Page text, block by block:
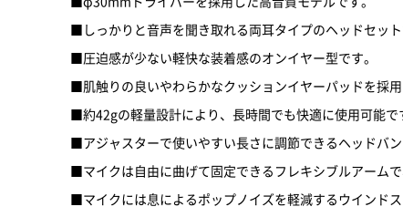
■しっかりと音声を聞き取れる両耳タイプのヘッドセット
■圧迫感が少ない軽快な装着感のオンイヤー型です。
■肌触りの良いやわらかなクッションイヤーパッドを採
■約42gの軽量設計により、長時間でも快適に使用可能で
■アジャスターで使いやすい長さに調節できるヘッドバン
■マイクは自由に曲げて固定できるフレキシブルアームで
■マイクには息によるポップノイズを軽減するウインドス